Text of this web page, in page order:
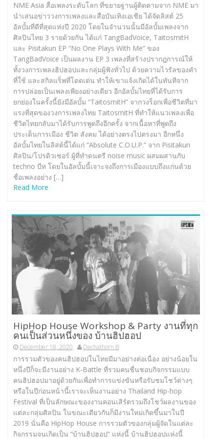
NME Asia สื่อเพลงระดับโลก ที่ขยายฐานผู้ติดตามจาก NME มา
นำเสนอข่าววงการเพลงและสื่อบันเทิงเอเชีย ได้จัดลิสต์ 25
อัลบั้มที่ดีที่สุดแห่งปี 2020 โดยในจำนวนนั้นมีอัลบั้มเพลงจาก
ศิลปินไทย 3 รายด้วยกัน ได้แก่ TangBadVoice, TaitosmitH
และ Pisitakun EP “No One Plays With Me” ของ
TangBadVoice เป็นผลงาน EP 3 เพลงที่สร้างปรากฎการณ์ให้
ทั้งวงการเพลงฮิปฮอปและกลุ่มผู้ฟังทั่วไป ด้วยความไวรัลของคำ
ที่ใช้ และสกิลแร็พที่โดดเด่น ทำให้เขาแจ้งเกิดได้ในทันทีจาก
การปล่อยเป็นเพลงเพียงอย่างเดียว อีกอัลบั้มไทยที่ได้รับการ
ยกย่องในครั้งนี้ยังมีอัลบั้ม “TaitosmitH” จากวงร็อกเพื่อชีวิตที่มา
แรงที่สุดของวงการเพลงไทย TaitosmitH ที่ทำให้แนวเพลงเพื่อ
ชีวิตไทยกลับมาได้รับการพูดถึงอีกครั้ง จากเนื้อหาที่พูดถึง
ประเด็นการเมือง ชีวิต สังคม ได้อย่างตรงไปตรงมา อีกหนึ่ง
อัลบั้มไทยในลิสต์นี้ได้แก่ “Absolute C.O.U.P.” จาก Pisitakun
ศิลปิน/โปรดิวเซอร์ ผู้ที่ทำดนตรี noise music ผสมผสานกับ
techno บีท โดยในอัลบั้มนี้เจาะจงถึงการเมืองแบบถึงแก่นด้วย
ชื่อเพลงอย่าง […]
Read More
HipHop House Workshop & Party งานที่ทุก
คนเป็นส่วนหนึ่งของ บ้านฮิปฮอป
December 18, 2020 Dechathorn B
การรวมตัวของคนฮิปฮอปในไทยมีมาอย่างต่อเนื่อง อย่างน้อยใน
หนึ่งปีก็จะมีงานอย่าง K-Battle ที่รวมคนชื่นชอบกิจกรรมแบบ
คนฮิปฮอปมาอยู่ด้วยกันเพื่อทำการแข่งขันหรือรับชมโชว์ต่างๆ
หรือในปีก่อนหน้านี้เราจะเห็นงานอย่าง Thailand Hip-hop
Festival ที่เป็นลักษณะของงานคอนเสิร์ตรวมถึงโชว์ผลงานของ
แต่ละกลุ่มศิลปิน ในขณะเดียวกันก็มีงานใหม่เกิดขึ้นมาในปี
2019 นั่นคือ HipHop House การรวมตัวของกลุ่มผู้จัดในแต่ละ
กิจกรรมจนเกิดเป็น “บ้านฮิปฮอป” แห่งนี้ บ้านฮิปฮอปแห่งนี้